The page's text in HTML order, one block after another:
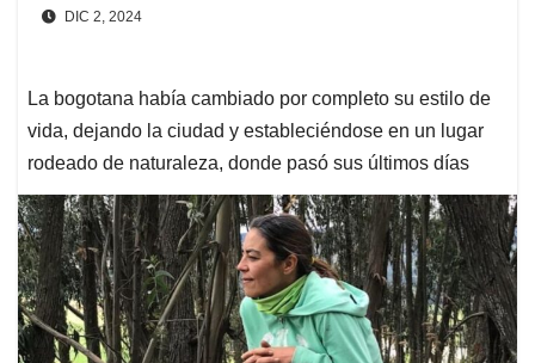
DIC 2, 2024
La bogotana había cambiado por completo su estilo de
vida, dejando la ciudad y estableciéndose en un lugar
rodeado de naturaleza, donde pasó sus últimos días